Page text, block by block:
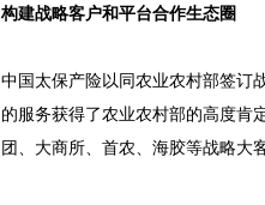
构建战略客户和平台合作生态圈
中国太保产险以同农业农村部签订
的服务获得了农业农村部的高度肯
团、大商所、首农、海胶等战略大